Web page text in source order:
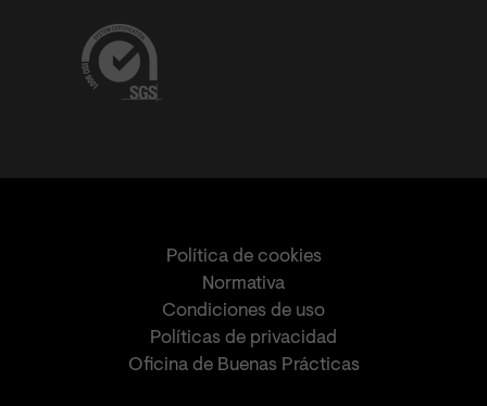
Política de cookies
Normativa
Condiciones de uso
Políticas de privacidad
Oficina de Buenas Prácticas